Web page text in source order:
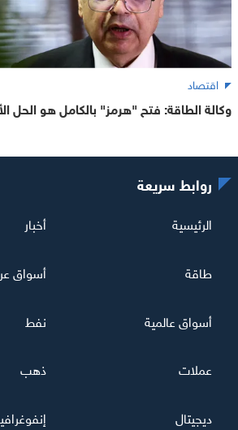
اقتصاد
وكالة الطاقة: فتح "هرمز" بالكامل هو الحل
روابط سريعة
الرئيسية أخبار
طاقة أسواق
أسواق عالمية نفط
عملات ذهب
ديجيتال